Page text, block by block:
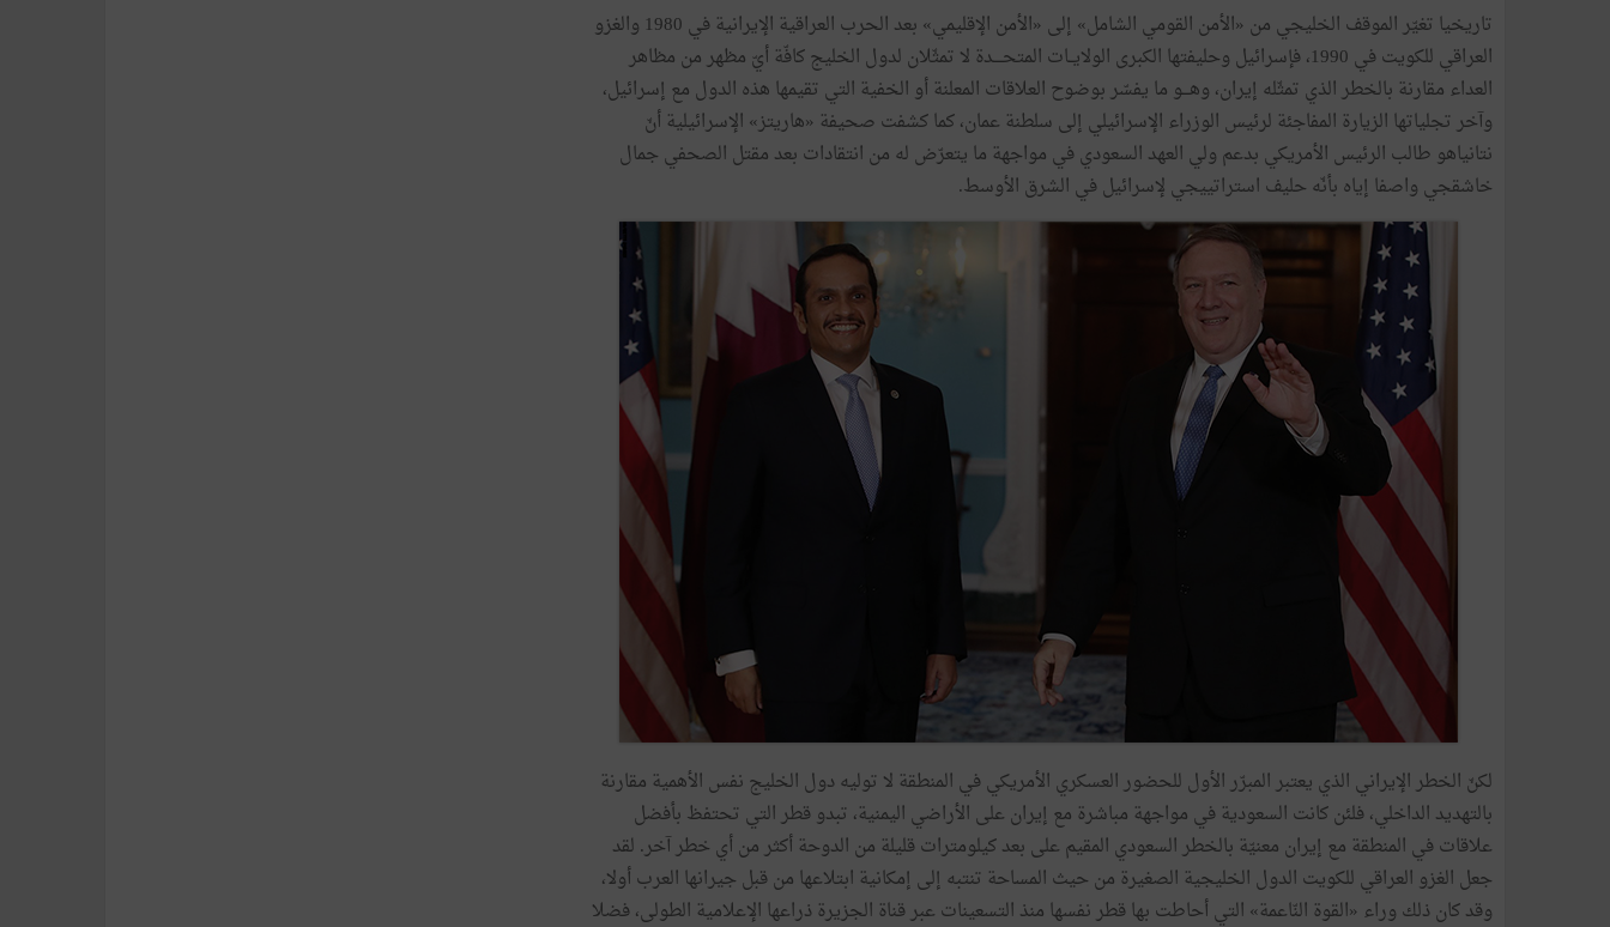
تاريخيا تغيّر الموقف الخليجي من «الأمن القومي الشامل» إلى «الأمن الإقليمي» بعد الحرب العراقية الإيرانية في 1980 والغزو
العراقي للكويت في 1990، فإسرائيل وحليفتها الكبرى الولايــات المتحــــدة لا تمثّلان لدول الخليج كافّة أيّ مظهر من مظاهر
العداء مقارنة بالخطر الذي تمثّله إيران، وهـــو ما يفسّر بوضوح العلاقات المعلنة أو الخفية التي تقيمها هذه الدول مع إسرائيل،
وآخر تجلياتها الزيارة المفاجئة لرئيس الوزراء الإسرائيلي إلى سلطنة عمان، كما كشفت صحيفة «هاريتز» الإسرائيلية أنّ
نتانياهو طالب الرئيس الأمريكي بدعم ولي العهد السعودي في مواجهة ما يتعرّض له من انتقادات بعد مقتل الصحفي جمال
خاشقجي واصفا إياه بأنّه حليف استراتييجي لإسرائيل في الشرق الأوسط.
لكنّ الخطر الإيراني الذي يعتبر المبرّر الأول للحضور العسكري الأمريكي في المنطقة لا توليه دول الخليج نفس الأهمية مقارنة
بالتهديد الداخلي، فلئن كانت السعودية في مواجهة مباشرة مع إيران على الأراضي اليمنية، تبدو قطر التي تحتفظ بأفضل
علاقات في المنطقة مع إيران معنيّة بالخطر السعودي المقيم على بعد كيلومترات قليلة من الدوحة أكثر من أي خطر آخر. لقد
جعل الغزو العراقي للكويت الدول الخليجية الصغيرة من حيث المساحة تنتبه إلى إمكانية ابتلاعها من قبل جيرانها العرب أولا،
وقد كان ذلك وراء «القوة النّاعمة» التي أحاطت بها قطر نفسها منذ التسعينات عبر قناة الجزيرة ذراعها الإعلامية الطولى، فضلا